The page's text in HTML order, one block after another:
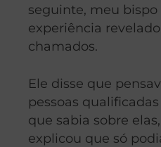
seguinte, meu bispo
experiência
chamados.
Ele disse que
pessoas
que sabia sobre
explicou que só